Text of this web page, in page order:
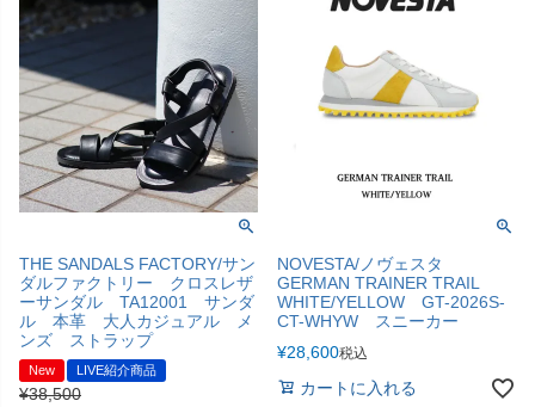
THE SANDALS FACTORY/サン
ダルファクトリー クロスレザ
ーサンダル TA12001 サンダ
ル 本革 大人カジュアル メ
ンズ ストラップ
New LIVE紹介商品
¥38,500
NOVESTA/ノヴェスタ
GERMAN TRAINER TRAIL
WHITE/YELLOW GT-2026S-
CT-WHYW スニーカー
¥28,600税込
カートに入れる